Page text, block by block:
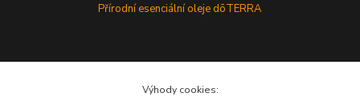
Přírodní esenciální oleje dōTERRA
Výhody cookies: